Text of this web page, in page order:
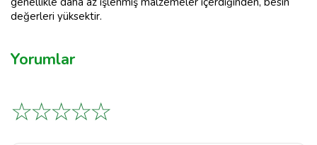
değerleri yüksektir.
Yorumlar
☆
☆
☆
☆
☆